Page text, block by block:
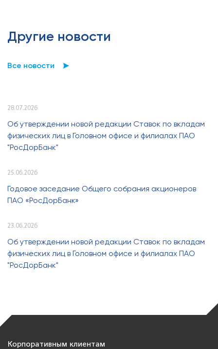
Другие новости
Все новости
28.07.2026
Об утверждении новой редакции Ставок по вкладам
физических лиц в Головном офисе и филиалах ПАО
"РосДорБанк"
25.06.2026
Годовое заседание Общего собрания акционеров
ПАО «РосДорБанк»
23.06.2026
Об утверждении новой редакции Ставок по вкладам
физических лиц в Головном офисе и филиалах ПАО
"РосДорБанк"
Корпоративным клиентам